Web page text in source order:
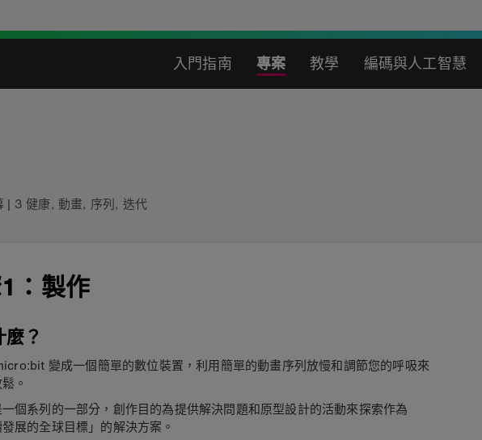
入門指南 專案 教學 編碼與人工智慧
| 3 健康,動畫, 序列, 迭代
：製作
？
變成一個簡單的數位裝置，利用簡單的動畫序列放慢和調節您的呼吸來
。
個系列的一部分，創作目的為提供解決問題和原型設計的活動來探索作為
發展的全球目標」的解決方案。